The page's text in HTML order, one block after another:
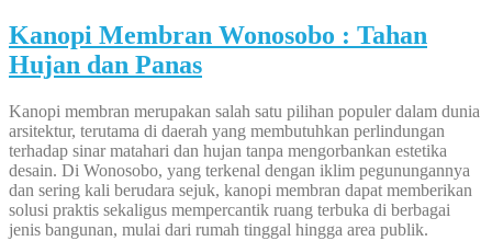
Kanopi Membran Wonosobo : Tahan
Hujan dan Panas
Kanopi membran merupakan salah satu pilihan populer dalam dunia
arsitektur, terutama di daerah yang membutuhkan perlindungan
terhadap sinar matahari dan hujan tanpa mengorbankan estetika
desain. Di Wonosobo, yang terkenal dengan iklim pegunungannya
dan sering kali berudara sejuk, kanopi membran dapat memberikan
solusi praktis sekaligus mempercantik ruang terbuka di berbagai
jenis bangunan, mulai dari rumah tinggal hingga area publik.